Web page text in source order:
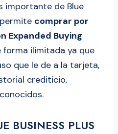
importante de Blue
comprar por
Expanded Buying
forma ilimitada ya que
que le de a la tarjeta,
crediticio,
BUSINESS PLUS